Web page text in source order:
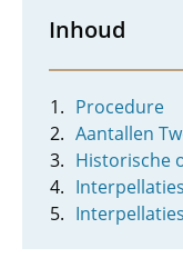
Inhoud
Procedure
Aantallen
Historische